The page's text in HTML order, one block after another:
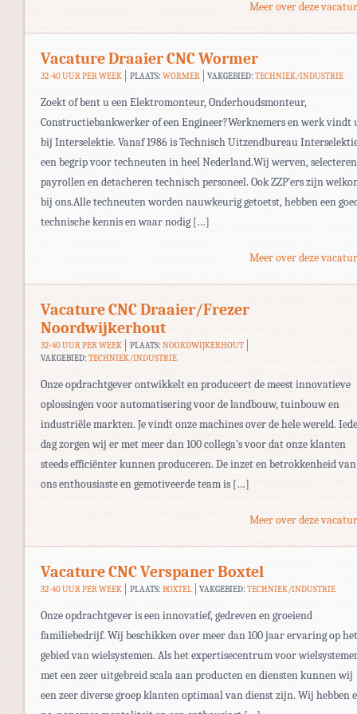
Meer over deze
Vacature Draaier CNC Wormer
32-40 UUR PER WEEK PLAATS: WORMER VAKGEBIED:TECHNIEK/INDUSTRIE
Zoekt of bent u een Elektromonteur, Onderhoudsmonteur,
Constructiebankwerker of een Engineer?Werknemers en werk vindt
bij Interselektie. Vanaf 1986 is Technisch Uitzendbureau
een begrip voor techneuten in heel Nederland.Wij werven,
payrollen en detacheren technisch personeel. Ook ZZP’ers zijn
bij ons.Alle techneuten worden nauwkeurig getoetst, hebben een
technische kennis en waar nodig […]
Meer over deze
Vacature CNC Draaier/Frezer
Noordwijkerhout
32-40 UUR PER WEEK PLAATS: NOORDWIJKERHOUT
VAKGEBIED: TECHNIEK/INDUSTRIE
Onze opdrachtgever ontwikkelt en produceert de meest innovatieve
oplossingen voor automatisering voor de landbouw, tuinbouw en
industriële markten. Je vindt onze machines over de hele wereld.
dag zorgen wij er met meer dan 100 collega’s voor dat onze klanten
steeds efficiënter kunnen produceren. De inzet en betrokkenheid van
ons enthousiaste en gemotiveerde team is […]
Meer over deze
Vacature CNC Verspaner Boxtel
32-40 UUR PER WEEK PLAATS: BOXTEL VAKGEBIED:TECHNIEK/INDUSTRIE
Onze opdrachtgever is een innovatief, gedreven en groeiend
familiebedrijf. Wij beschikken over meer dan 100 jaar ervaring op het
gebied van wielsystemen. Als het expertisecentrum voor
met een zeer uitgebreid scala aan producten en diensten kunnen wij
een zeer diverse groep klanten optimaal van dienst zijn. Wij hebben